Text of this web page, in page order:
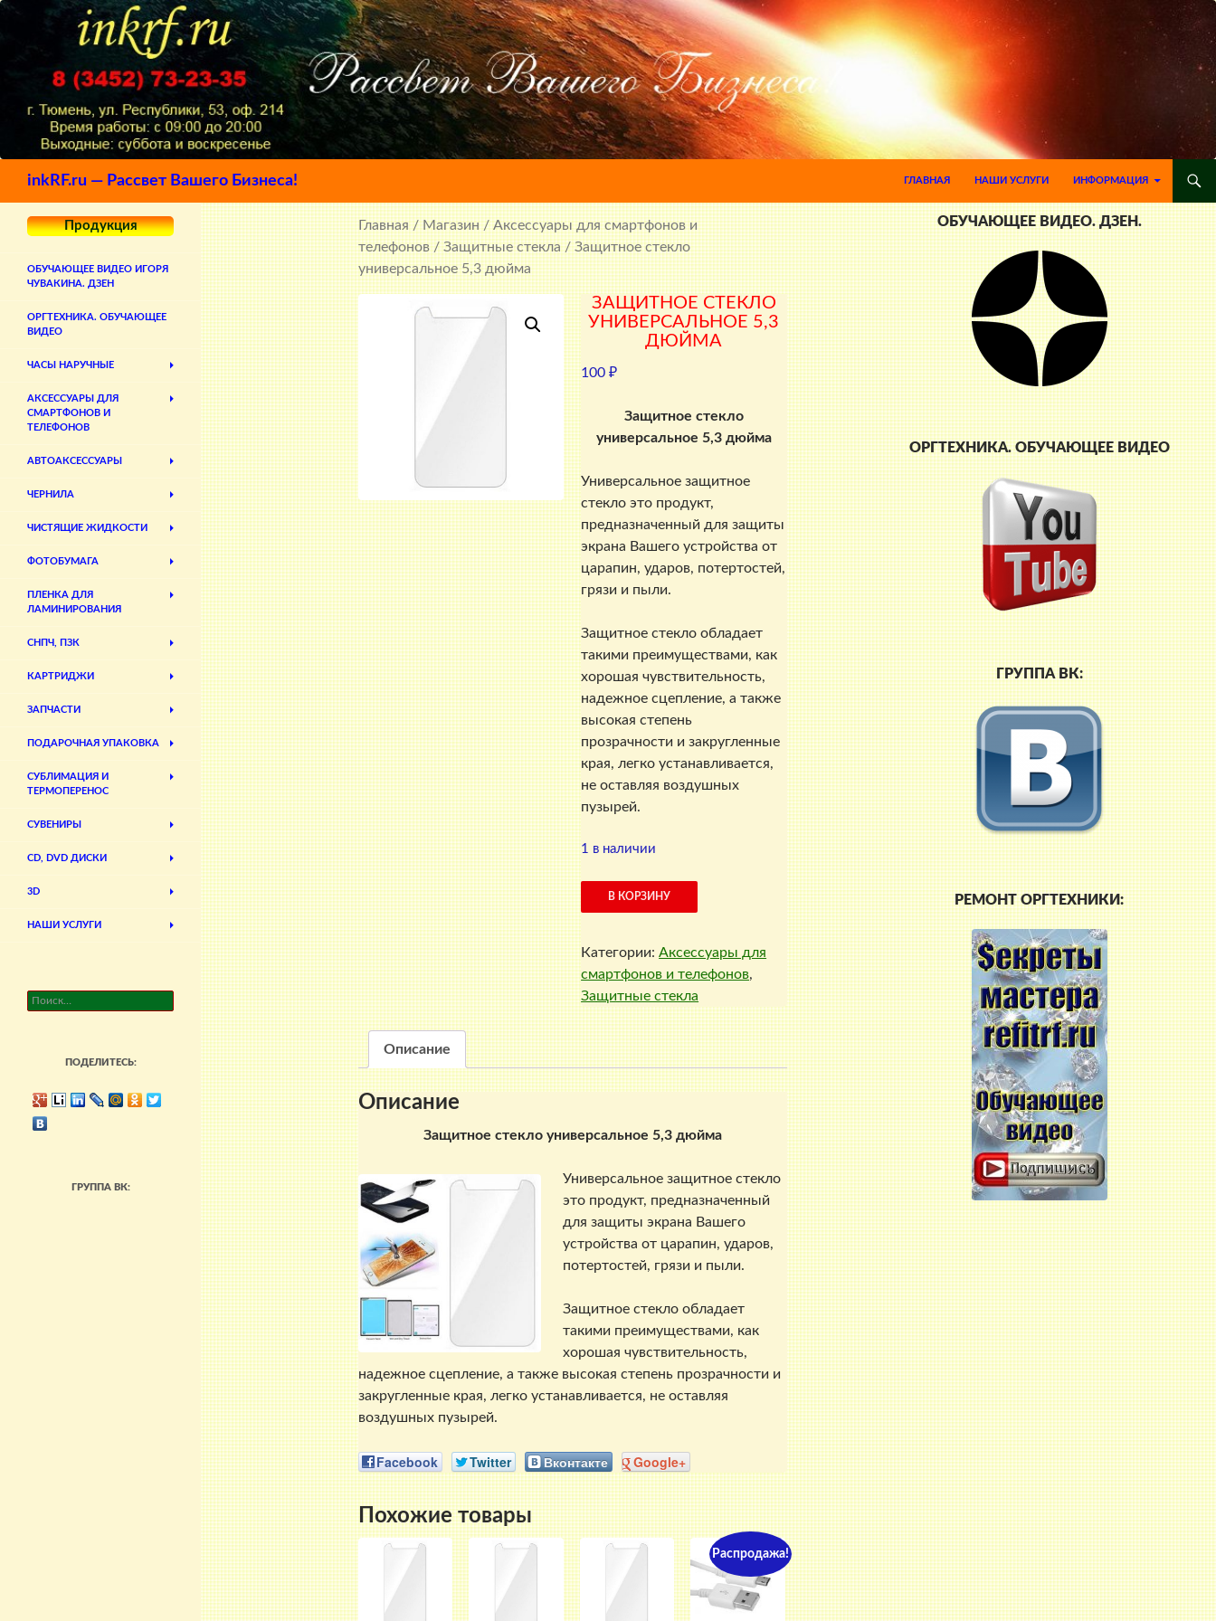
inkRF.ru — Рассвет Вашего Бизнеса!
ГЛАВНАЯ
НАШИ УСЛУГИ ИНФОРМАЦИЯ
Главная/Магазин/Аксессуары для смартфонов и
телефонов/Защитные стекла/ Защитное стекло
универсальное 5,3 дюйма
ЗАЩИТНОЕ СТЕКЛО
УНИВЕРСАЛЬНОЕ 5,3
ДЮЙМА
100₽
Защитное стекло
универсальное 5,3 дюйма
Универсальное защитное
стекло это продукт,
предназначенный для защиты
экрана Вашего устройства от
царапин, ударов, потертостей,
грязи и пыли.
Защитное стекло обладает
такими преимуществами, как
хорошая чувствительность,
надежное сцепление, а также
высокая степень
прозрачности и закругленные
края, легко устанавливается,
не оставляя воздушных
пузырей.
1 в наличии
Количество
товара
Защитное
стекло
универсальное
5,3
дюйма
В КОРЗИНУ
Категории:Аксессуары для
смартфонов и телефонов,
Защитные стекла
Описание
Описание
Защитное стекло универсальное 5,3 дюйма
Универсальное защитное стекло
это продукт, предназначенный
для защиты экрана Вашего
устройства от царапин, ударов,
потертостей, грязи и пыли.
Защитное стекло обладает
такими преимуществами, как
хорошая чувствительность,
надежное сцепление, а также высокая степень прозрачности и
закругленные края, легко устанавливается, не оставляя
воздушных пузырей.
Facebook Twitter Вконтакте Google+
Похожие товары
Распродажа!
ОБУЧАЮЩЕЕ ВИДЕО. ДЗЕН.
ОРГТЕХНИКА. ОБУЧАЮЩЕЕ ВИДЕО
ГРУППА ВК:
РЕМОНТ ОРГТЕХНИКИ:
Продукция
ОБУЧАЮЩЕЕ ВИДЕО ИГОРЯ
ЧУВАКИНА. ДЗЕН
ОРГТЕХНИКА. ОБУЧАЮЩЕЕ
ВИДЕО
ЧАСЫ НАРУЧНЫЕ
АКСЕССУАРЫ ДЛЯ
СМАРТФОНОВ И
ТЕЛЕФОНОВ
АВТОАКСЕССУАРЫ
ЧЕРНИЛА
ЧИСТЯЩИЕ ЖИДКОСТИ
ФОТОБУМАГА
ПЛЕНКА ДЛЯ
ЛАМИНИРОВАНИЯ
СНПЧ, ПЗК
КАРТРИДЖИ
ЗАПЧАСТИ
ПОДАРОЧНАЯ УПАКОВКА
СУБЛИМАЦИЯ И
ТЕРМОПЕРЕНОС
СУВЕНИРЫ
CD, DVD ДИСКИ
3D
НАШИ УСЛУГИ
Найти:
ПОДЕЛИТЕСЬ:
ГРУППА ВК: